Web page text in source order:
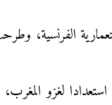
الفرنسية،
لغزو